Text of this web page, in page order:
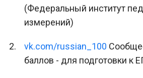
(Федеральный институт
измерений)
vk.com/russian_100
баллов - для подготовки к